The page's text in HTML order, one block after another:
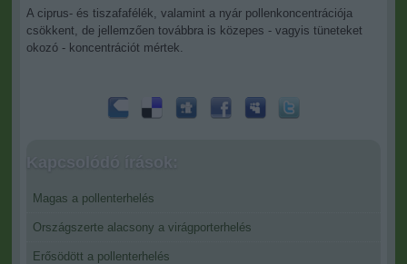
A ciprus- és tiszafafélék, valamint a nyár pollenkoncentrációja
csökkent, de jellemzően továbbra is közepes - vagyis tüneteket
okozó - koncentrációt mértek.
Kapcsolódó írások:
Magas a pollenterhelés
Országszerte alacsony a virágporterhelés
Erősödött a pollenterhelés